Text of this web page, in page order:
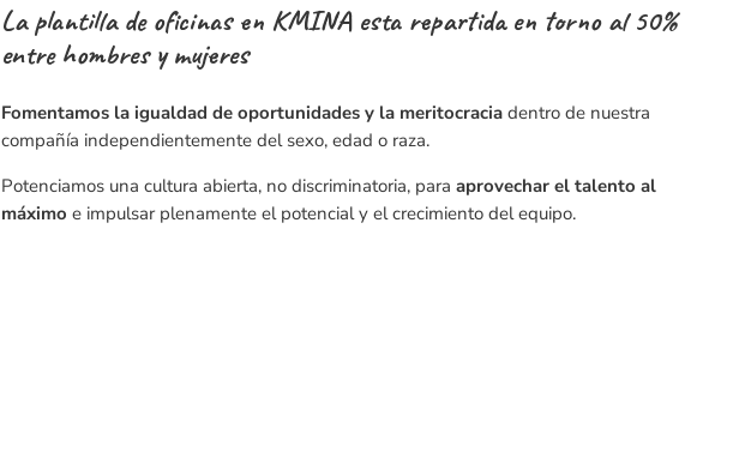
La plantilla de oficinas en KMINA esta repartida en torno al 50%
entre hombres y mujeres
Fomentamos la igualdad de oportunidades y la meritocracia dentro de nuestra
compañía independientemente del sexo, edad o raza.
Potenciamos una cultura abierta, no discriminatoria, para aprovechar el talento al
máximo e impulsar plenamente el potencial y el crecimiento del equipo.